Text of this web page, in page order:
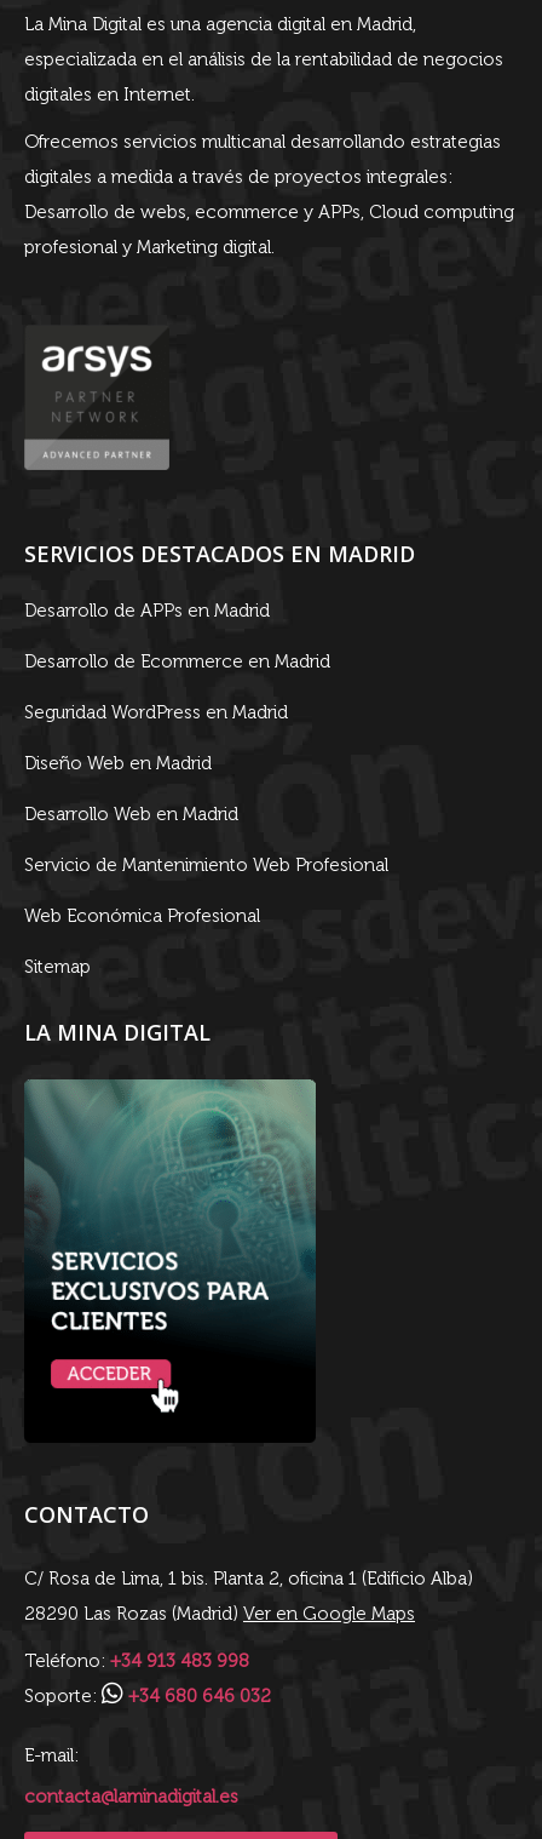
La Mina Digital es una agencia digital en Madrid,
especializada en el análisis de la rentabilidad de negocios
digitales en Internet.
Ofrecemos servicios multicanal desarrollando estrategias
digitales a medida a través de proyectos integrales:
Desarrollo de webs, ecommerce y APPs, Cloud computing
profesional y Marketing digital.
SERVICIOS DESTACADOS EN MADRID
Desarrollo de APPs en Madrid
Desarrollo de Ecommerce en Madrid
Seguridad WordPress en Madrid
Diseño Web en Madrid
Desarrollo Web en Madrid
Servicio de Mantenimiento Web Profesional
Web Económica Profesional
Sitemap
LA MINA DIGITAL
CONTACTO
C/ Rosa de Lima, 1 bis. Planta 2, oficina 1 (Edificio Alba)
28290 Las Rozas (Madrid) Ver en Google Maps
Teléfono: +34 913 483 998
Soporte:
+34 680 646 032
E-mail:
contacta@laminadigital.es